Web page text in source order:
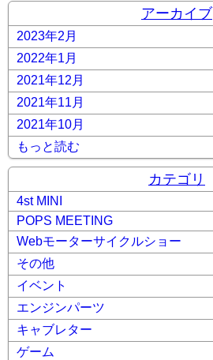
アーカイブ
2023年2月
2022年1月
2021年12月
2021年11月
2021年10月
もっと読む
カテゴリ
4st MINI
POPS MEETING
Webモーターサイクルショー
その他
イベント
エンジンパーツ
キャブレター
ゲーム